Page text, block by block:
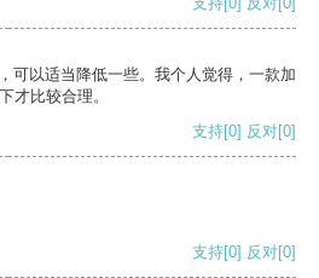
可以适当降低一些。我个人觉得，一款加
才比较合理。
支持[0] 反对[0]
支持[0] 反对[0]